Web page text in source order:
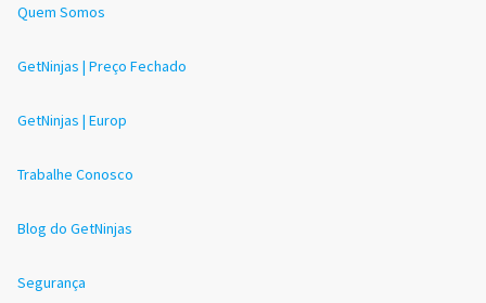
Quem Somos
GetNinjas | Preço Fechado
GetNinjas | Europ
Trabalhe Conosco
Blog do GetNinjas
Segurança